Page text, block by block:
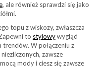
, ale również sprawdzi się jako
topu z wiskozy, zwłaszcza
to stylowywygląd
trendów. W połączeniu z
zawsze
mody i ciesz się zawsze